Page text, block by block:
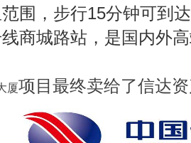
围，步行15分钟可到
商城路站，是国内外
厦项目最终卖给了信达